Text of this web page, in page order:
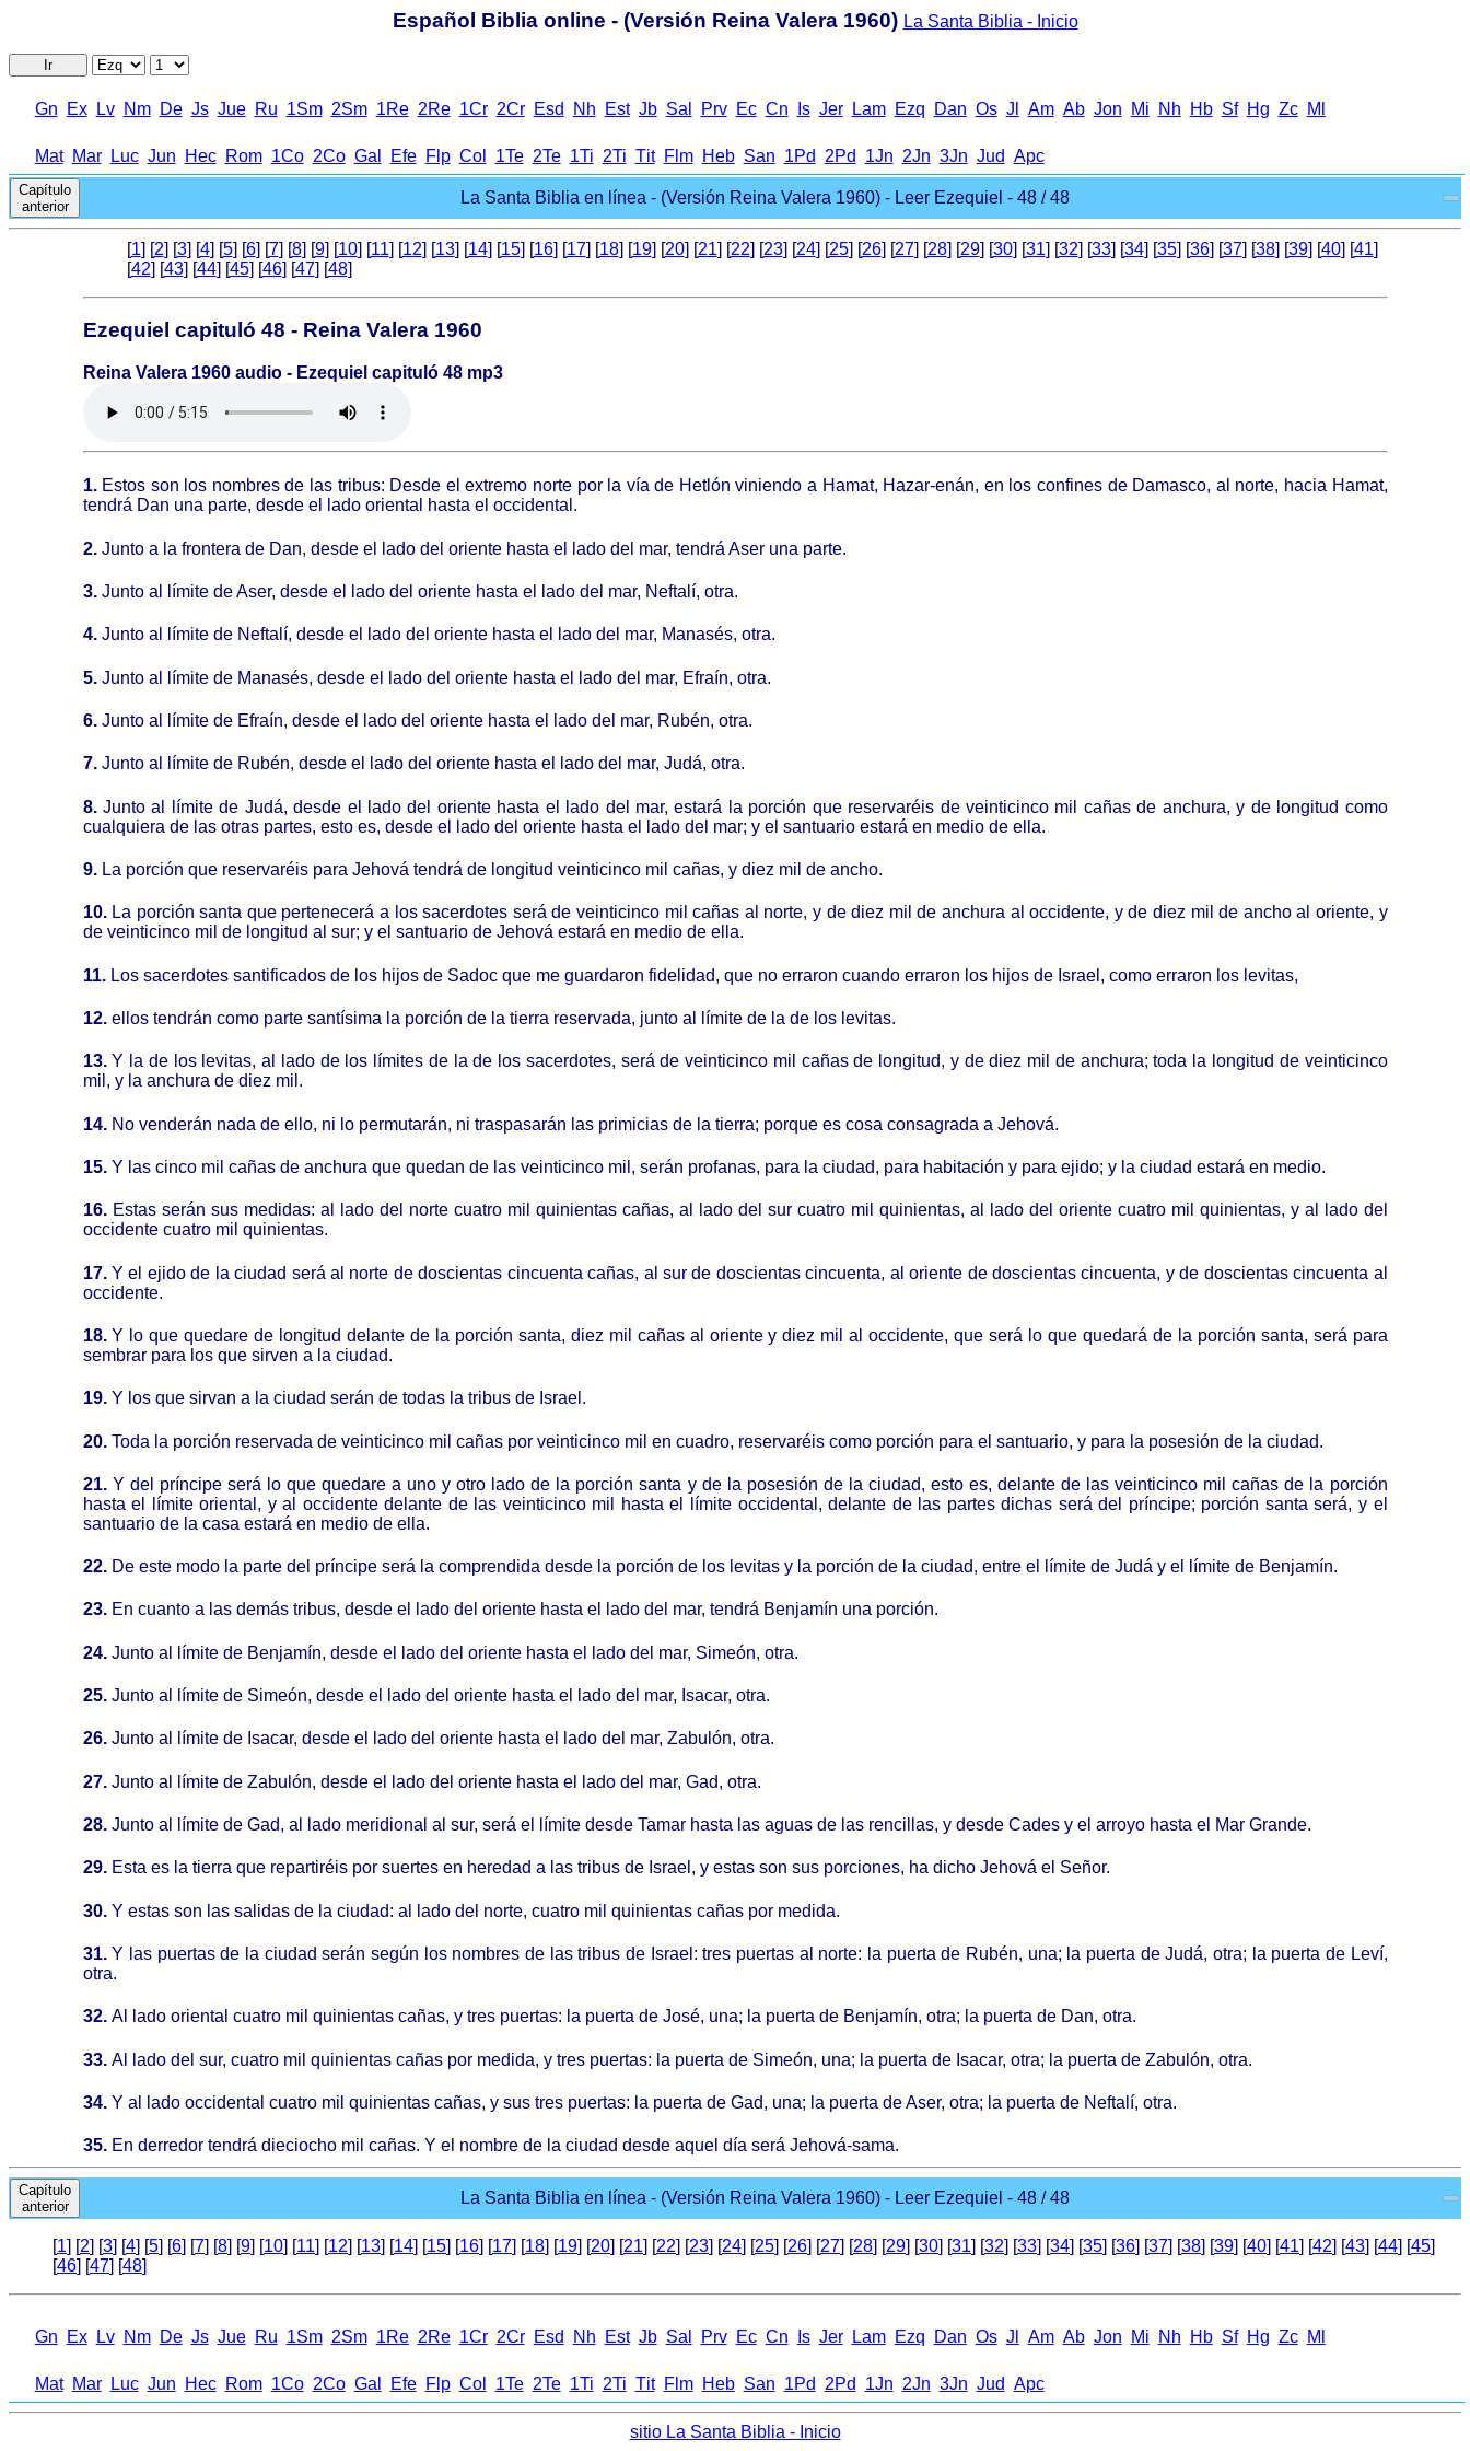
Español Biblia online - (Versión Reina Valera 1960) La Santa Biblia - Inicio
Ir
Gn Ex Lv Nm De Js Jue Ru 1Sm 2Sm 1Re 2Re 1Cr 2Cr Еsd Nh Еst Jb Sal Prv Еc Cn Іs Jer Lam Ezq Dan Оs Jl Аm Ab Jon Mi Nh Hb Sf Hg Zc Ml
Mat Mar Luc Jun Hec Rom 1Co 2Co Gal Efe Flp Col 1Te 2Te 1Ti 2Ti Тit Flm Heb San 1Pd 2Pd 1Jn 2Jn 3Jn Jud Apc
Capítulo
anterior
La Santa Biblia en línea - (Versión Reina Valera 1960) - Leer Ezequiel - 48 / 48
[1] [2] [3] [4] [5] [6] [7] [8] [9] [10] [11] [12] [13] [14] [15] [16] [17] [18] [19] [20] [21] [22] [23] [24] [25] [26] [27] [28] [29] [30] [31] [32] [33] [34] [35] [36] [37] [38] [39] [40] [41]
[42] [43] [44] [45] [46] [47] [48]
Ezequiel capituló 48 - Reina Valera 1960
Reina Valera 1960 audio - Ezequiel capituló 48 mp3
1. Estos son los nombres de las tribus: Desde el extremo norte por la vía de Hetlón viniendo a Hamat, Hazar-enán, en los confines de Damasco, al norte, hacia Hamat,
tendrá Dan una parte, desde el lado oriental hasta el occidental.
2. Junto a la frontera de Dan, desde el lado del oriente hasta el lado del mar, tendrá Aser una parte.
3. Junto al límite de Aser, desde el lado del oriente hasta el lado del mar, Neftalí, otra.
4. Junto al límite de Neftalí, desde el lado del oriente hasta el lado del mar, Manasés, otra.
5. Junto al límite de Manasés, desde el lado del oriente hasta el lado del mar, Efraín, otra.
6. Junto al límite de Efraín, desde el lado del oriente hasta el lado del mar, Rubén, otra.
7. Junto al límite de Rubén, desde el lado del oriente hasta el lado del mar, Judá, otra.
8. Junto al límite de Judá, desde el lado del oriente hasta el lado del mar, estará la porción que reservaréis de veinticinco mil cañas de anchura, y de longitud como
cualquiera de las otras partes, esto es, desde el lado del oriente hasta el lado del mar; y el santuario estará en medio de ella.
9. La porción que reservaréis para Jehová tendrá de longitud veinticinco mil cañas, y diez mil de ancho.
10. La porción santa que pertenecerá a los sacerdotes será de veinticinco mil cañas al norte, y de diez mil de anchura al occidente, y de diez mil de ancho al oriente, y
de veinticinco mil de longitud al sur; y el santuario de Jehová estará en medio de ella.
11. Los sacerdotes santificados de los hijos de Sadoc que me guardaron fidelidad, que no erraron cuando erraron los hijos de Israel, como erraron los levitas,
12. ellos tendrán como parte santísima la porción de la tierra reservada, junto al límite de la de los levitas.
13.Y la de los levitas, al lado de los límites de la de los sacerdotes, será de veinticinco mil cañas de longitud, y de diez mil de anchura; toda la longitud de veinticinco
mil, y la anchura de diez mil.
14. No venderán nada de ello, ni lo permutarán, ni traspasarán las primicias de la tierra; porque es cosa consagrada a Jehová.
15. Y las cinco mil cañas de anchura que quedan de las veinticinco mil, serán profanas, para la ciudad, para habitación y para ejido; y la ciudad estará en medio.
16. Estas serán sus medidas: al lado del norte cuatro mil quinientas cañas, al lado del sur cuatro mil quinientas, al lado del oriente cuatro mil quinientas, y al lado del
occidente cuatro mil quinientas.
17. Y el ejido de la ciudad será al norte de doscientas cincuenta cañas, al sur de doscientas cincuenta, al oriente de doscientas cincuenta, y de doscientas cincuenta al
occidente.
18.Y lo que quedare de longitud delante de la porción santa, diez mil cañas al oriente y diez mil al occidente, que será lo que quedará de la porción santa, será para
sembrar para los que sirven a la ciudad.
19. Y los que sirvan a la ciudad serán de todas la tribus de Israel.
20. Toda la porción reservada de veinticinco mil cañas por veinticinco mil en cuadro, reservaréis como porción para el santuario, y para la posesión de la ciudad.
21. Y del príncipe será lo que quedare a uno y otro lado de la porción santa y de la posesión de la ciudad, esto es, delante de las veinticinco mil cañas de la porción
hasta el límite oriental, y al occidente delante de las veinticinco mil hasta el límite occidental, delante de las partes dichas será del príncipe; porción santa será, y el
santuario de la casa estará en medio de ella.
22. De este modo la parte del príncipe será la comprendida desde la porción de los levitas y la porción de la ciudad, entre el límite de Judá y el límite de Benjamín.
23. En cuanto a las demás tribus, desde el lado del oriente hasta el lado del mar, tendrá Benjamín una porción.
24. Junto al límite de Benjamín, desde el lado del oriente hasta el lado del mar, Simeón, otra.
25. Junto al límite de Simeón, desde el lado del oriente hasta el lado del mar, Isacar, otra.
26. Junto al límite de Isacar, desde el lado del oriente hasta el lado del mar, Zabulón, otra.
27. Junto al límite de Zabulón, desde el lado del oriente hasta el lado del mar, Gad, otra.
28. Junto al límite de Gad, al lado meridional al sur, será el límite desde Tamar hasta las aguas de las rencillas, y desde Cades y el arroyo hasta el Mar Grande.
29. Esta es la tierra que repartiréis por suertes en heredad a las tribus de Israel, y estas son sus porciones, ha dicho Jehová el Señor.
30. Y estas son las salidas de la ciudad: al lado del norte, cuatro mil quinientas cañas por medida.
31.Y las puertas de la ciudad serán según los nombres de las tribus de Israel: tres puertas al norte: la puerta de Rubén, una; la puerta de Judá, otra; la puerta de Leví,
otra.
32. Al lado oriental cuatro mil quinientas cañas, y tres puertas: la puerta de José, una; la puerta de Benjamín, otra; la puerta de Dan, otra.
33. Al lado del sur, cuatro mil quinientas cañas por medida, y tres puertas: la puerta de Simeón, una; la puerta de Isacar, otra; la puerta de Zabulón, otra.
34. Y al lado occidental cuatro mil quinientas cañas, y sus tres puertas: la puerta de Gad, una; la puerta de Aser, otra; la puerta de Neftalí, otra.
35. En derredor tendrá dieciocho mil cañas. Y el nombre de la ciudad desde aquel día será Jehová-sama.
Capítulo
anterior
La Santa Biblia en línea - (Versión Reina Valera 1960) - Leer Ezequiel - 48 / 48
[1] [2] [3] [4] [5] [6] [7] [8] [9] [10] [11] [12] [13] [14] [15] [16] [17] [18] [19] [20] [21] [22] [23] [24] [25] [26] [27] [28] [29] [30] [31] [32] [33] [34] [35] [36] [37] [38] [39] [40] [41] [42] [43] [44] [45]
[46] [47] [48]
Gn Ex Lv Nm De Js Jue Ru 1Sm 2Sm 1Re 2Re 1Cr 2Cr Еsd Nh Еst Jb Sal Prv Еc Cn Іs Jer Lam Ezq Dan Оs Jl Аm Ab Jon Mi Nh Hb Sf Hg Zc Ml
Mat Mar Luc Jun Hec Rom 1Co 2Co Gal Efe Flp Col 1Te 2Te 1Ti 2Ti Тit Flm Heb San 1Pd 2Pd 1Jn 2Jn 3Jn Jud Apc
sitio La Santa Biblia - Inicio